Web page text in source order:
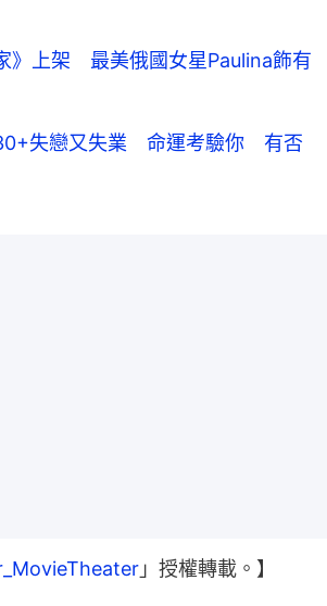
》上架 最美俄國女星Paulina飾有
失戀又失業 命運考驗你 有否
」授權轉載。】